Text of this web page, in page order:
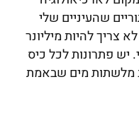
שהעיניים שלי
צריך להיות מיליונר
יש פתרונות לכל כיס
מלשתות מים שבאמת